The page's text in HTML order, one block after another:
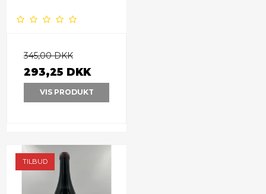
345,00 DKK
293,25 DKK
VIS PRODUKT
TILBUD